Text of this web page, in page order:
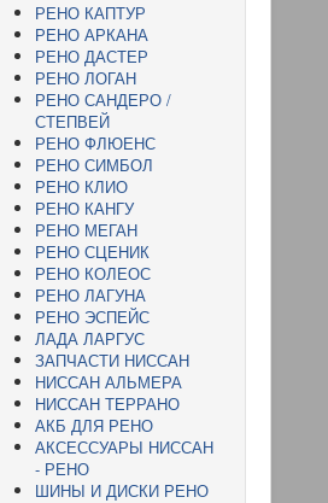
РЕНО КАПТУР
РЕНО АРКАНА
РЕНО ДАСТЕР
РЕНО ЛОГАН
РЕНО САНДЕРО /
СТЕПВЕЙ
РЕНО ФЛЮЕНС
РЕНО СИМБОЛ
РЕНО КЛИО
РЕНО КАНГУ
РЕНО МЕГАН
РЕНО СЦЕНИК
РЕНО КОЛЕОС
РЕНО ЛАГУНА
РЕНО ЭСПЕЙС
ЛАДА ЛАРГУС
ЗАПЧАСТИ НИССАН
НИССАН АЛЬМЕРА
НИССАН ТЕРРАНО
АКБ ДЛЯ РЕНО
АКСЕССУАРЫ НИССАН
- РЕНО
ШИНЫ И ДИСКИ РЕНО